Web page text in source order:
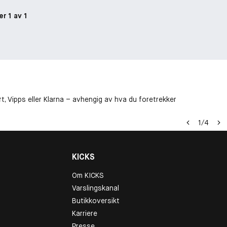
1 av 1
Vipps eller Klarna – avhengig av hva du foretrekker
1/4
KICKS
Om KICKS
Varslingskanal
Butikkoversikt
Karriere